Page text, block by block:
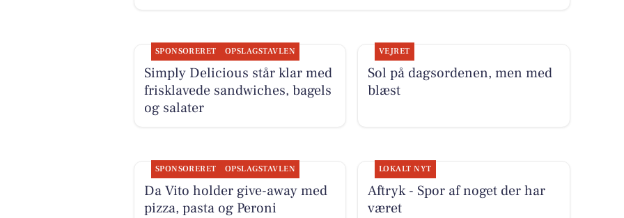
SPONSORERET OPSLAGSTAVLEN
Simply Delicious står klar med
frisklavede sandwiches, bagels
og salater
VEJRET
Sol på dagsordenen, men med
blæst
SPONSORERET OPSLAGSTAVLEN
Da Vito holder give-away med
pizza, pasta og Peroni
LOKALT NYT
Aftryk - Spor af noget der har
været